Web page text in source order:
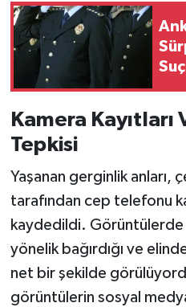
Kamera
Tepkisi
Yaşanan gerginlik anları,
tarafından cep telefonu
kaydedildi. Görüntülerde
yönelik bağırdığı ve
net bir şekilde
görüntülerin sosyal